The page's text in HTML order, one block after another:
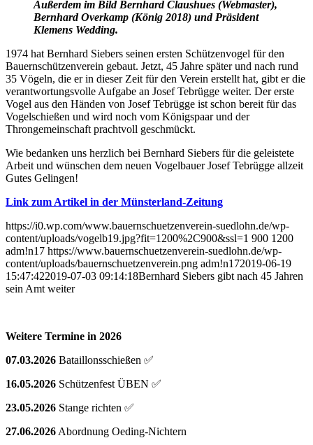
Außerdem im Bild Bernhard Claushues (Webmaster),
Bernhard Overkamp (König 2018) und Präsident
Klemens Wedding.
1974 hat Bernhard Siebers seinen ersten Schützenvogel für den
Bauernschützenverein gebaut. Jetzt, 45 Jahre später und nach rund
35 Vögeln, die er in dieser Zeit für den Verein erstellt hat, gibt er die
verantwortungsvolle Aufgabe an Josef Tebrügge weiter. Der erste
Vogel aus den Händen von Josef Tebrügge ist schon bereit für das
Vogelschießen und wird noch vom Königspaar und der
Throngemeinschaft prachtvoll geschmückt.
Wie bedanken uns herzlich bei Bernhard Siebers für die geleistete
Arbeit und wünschen dem neuen Vogelbauer Josef Tebrügge allzeit
Gutes Gelingen!
Link zum Artikel in der Münsterland-Zeitung
https://i0.wp.com/www.bauernschuetzenverein-suedlohn.de/wp-
content/uploads/vogelb19.jpg?fit=1200%2C900&ssl=1 900 1200
adm!n17 https://www.bauernschuetzenverein-suedlohn.de/wp-
content/uploads/bauernschuetzenverein.png adm!n172019-06-19
15:47:422019-07-03 09:14:18Bernhard Siebers gibt nach 45 Jahren
sein Amt weiter
Weitere Termine in 2026
07.03.2026 Bataillonsschießen ✅
16.05.2026 Schützenfest ÜBEN ✅
23.05.2026 Stange richten ✅
27.06.2026 Abordnung Oeding-Nichtern